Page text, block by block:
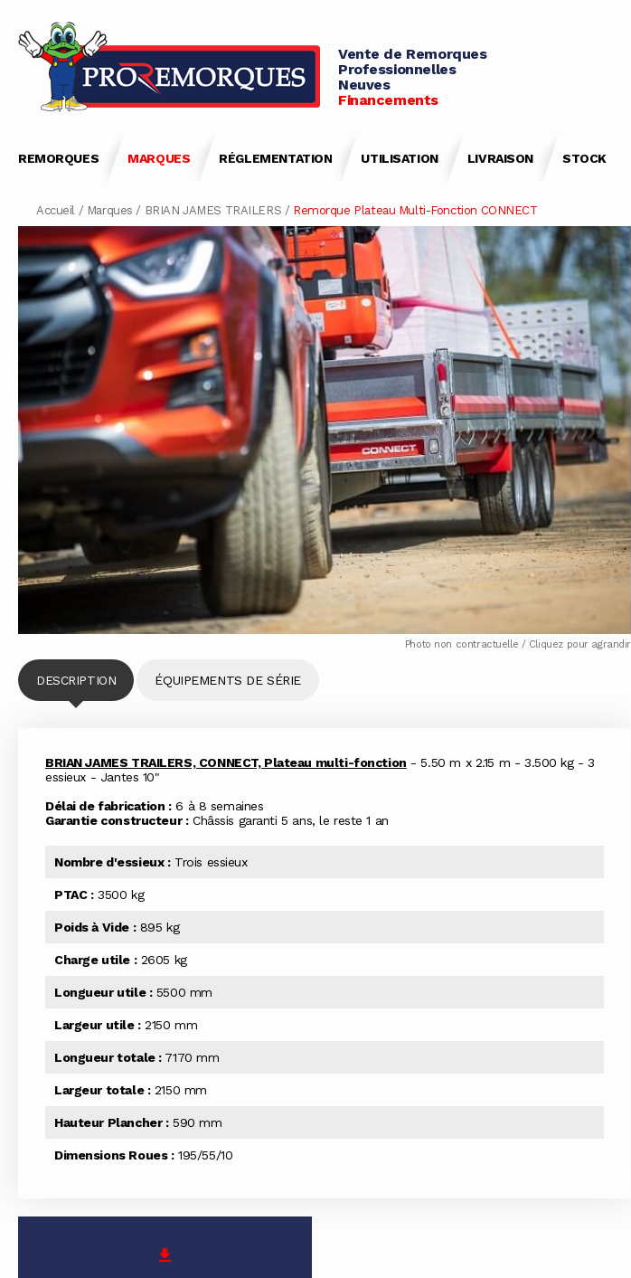
Vente de Remorques
Professionnelles
Neuves
Financements
REMORQUES MARQUES RÉGLEMENTATION UTILISATION LIVRAISON STOCK
Accueil / Marques / BRIAN JAMES TRAILERS / Remorque Plateau Multi-Fonction CONNECT
Photo non contractuelle / Cliquez pour agrandir
DESCRIPTION ÉQUIPEMENTS DE SÉRIE
BRIAN JAMES TRAILERS, CONNECT, Plateau multi-fonction - 5.50 m x 2.15 m - 3.500 kg - 3
essieux - Jantes 10"
Délai de fabrication :6 à 8 semaines
Garantie constructeur :Châssis garanti 5 ans, le reste 1 an
Nombre d'essieux :Trois essieux
PTAC :3500 kg
Poids à Vide :895 kg
Charge utile :2605 kg
Longueur utile :5500 mm
Largeur utile :2150 mm
Longueur totale :7170 mm
Largeur totale :2150 mm
Hauteur Plancher :590 mm
Dimensions Roues :195/55/10